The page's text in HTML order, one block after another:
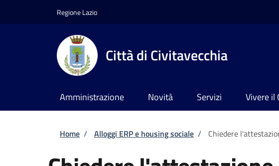
Regione Lazio
Città di Civitavecchia
Amministrazione Novità Servizi Vivere il
Briciole di pane
Home / Alloggi ERP e housing sociale / Chiedere